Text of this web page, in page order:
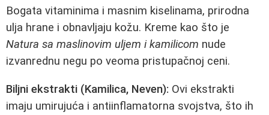
Bogata vitaminima i masnim kiselinama, prirodna
ulja hrane i obnavljaju kožu. Kreme kao što je
Natura sa maslinovim uljem i kamilicom nude
izvanrednu negu po veoma pristupačnoj ceni.
Biljni ekstrakti (Kamilica, Neven): Ovi ekstrakti
imaju umirujuća i antiinflamatorna svojstva, što ih